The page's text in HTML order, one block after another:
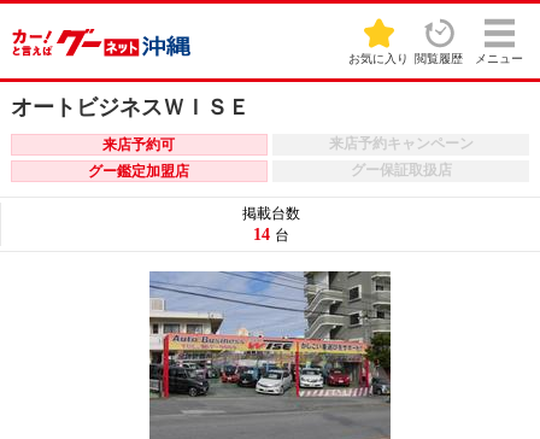
お気に入り 閲覧履歴 メニュー
オートビジネスＷＩＳＥ
来店予約可
来店予約キャンペーン
グー鑑定加盟店
グー保証取扱店
掲載台数
14 台